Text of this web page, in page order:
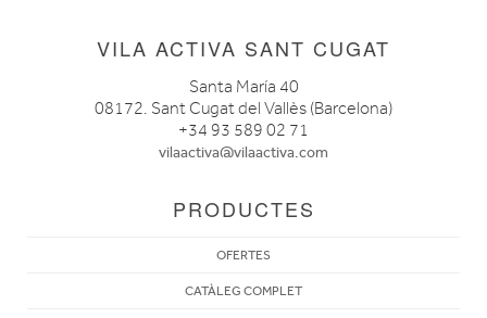
VILA ACTIVA SANT CUGAT
Santa María 40
08172. Sant Cugat del Vallès (Barcelona)
+34 93 589 02 71
vilaactiva@vilaactiva.com
PRODUCTES
OFERTES
CATÀLEG COMPLET